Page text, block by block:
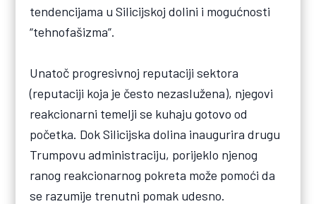
tendencijama u Silicijskoj dolini i mogućnosti
“tehnofašizma”.
Unatoč progresivnoj reputaciji sektora
(reputaciji koja je često nezaslužena), njegovi
reakcionarni temelji se kuhaju gotovo od
početka. Dok Silicijska dolina inaugurira drugu
Trumpovu administraciju, porijeklo njenog
ranog reakcionarnog pokreta može pomoći da
se razumije trenutni pomak udesno.